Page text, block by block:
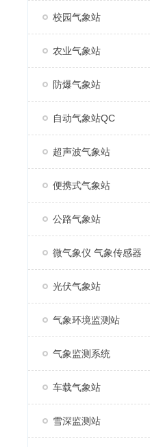
校园气象站
农业气象站
防爆气象站
自动气象站QC
超声波气象站
便携式气象站
公路气象站
微气象仪 气象传感器
光伏气象站
气象环境监测站
气象监测系统
车载气象站
雪深监测站